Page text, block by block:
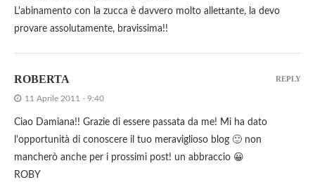
L'abinamento con la zucca è davvero molto allettante, la devo
provare assolutamente, bravissima!!
ROBERTA
11 Aprile 2011 - 9:40
Ciao Damiana!! Grazie di essere passata da me! Mi ha dato
l'opportunità di conoscere il tuo meraviglioso blog 🙂 non
mancherò anche per i prossimi post! un abbraccio 😀
ROBY
REPLY